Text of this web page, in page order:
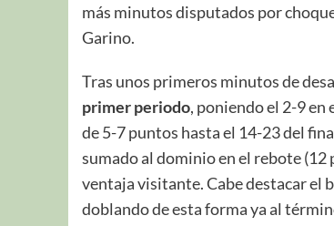
más minutos disputados por
Garino.
Tras unos primeros minutos de
primer periodo, poniendo el 2-9
de 5-7 puntos hasta el 14-23 del
sumado al dominio en el rebote (12
ventaja visitante. Cabe destacar el
doblando de esta forma ya al